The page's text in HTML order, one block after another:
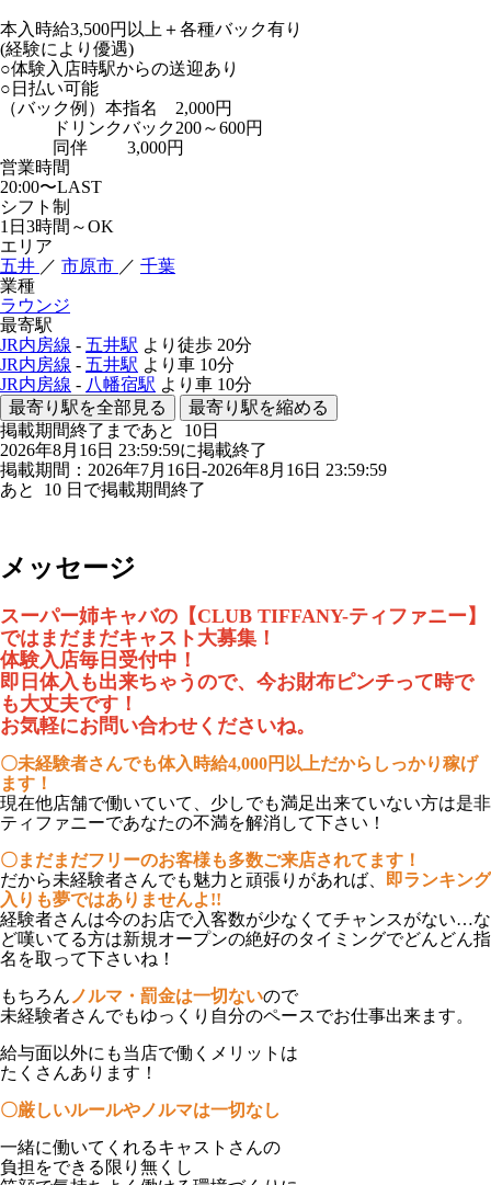
本入時給3,500円以上＋各種バック有り
(経験により優遇)
○体験入店時駅からの送迎あり
○日払い可能
（バック例）本指名 2,000円
ドリンクバック200～600円
同伴 3,000円
営業時間
20:00〜LAST
シフト制
1日3時間～OK
エリア
五井 ／ 市原市 ／ 千葉
業種
ラウンジ
最寄駅
JR内房線 - 五井駅 より徒歩 20分
JR内房線 - 五井駅 より車 10分
JR内房線 - 八幡宿駅 より車 10分
最寄り駅を全部見る
最寄り駅を縮める
掲載期間終了まであと 10日
2026年8月16日 23:59:59に掲載終了
掲載期間：2026年7月16日-2026年8月16日 23:59:59
あと 10 日で掲載期間終了
メッセージ
スーパー姉キャバの【CLUB TIFFANY-ティファニー】
ではまだまだキャスト大募集！
体験入店毎日受付中！
即日体入も出来ちゃうので、今お財布ピンチって時で
も大丈夫です！
お気軽にお問い合わせくださいね。
〇未経験者さんでも体入時給4,000円以上だからしっかり稼げ
ます！
現在他店舗で働いていて、少しでも満足出来ていない方は是非
ティファニーであなたの不満を解消して下さい！
〇まだまだフリーのお客様も多数ご来店されてます！
だから未経験者さんでも魅力と頑張りがあれば、
即ランキング
入りも夢ではありませんよ!!
経験者さんは今のお店で入客数が少なくてチャンスがない…な
ど嘆いてる方は新規オープンの絶好のタイミングでどんどん指
名を取って下さいね！
もちろん ノルマ・罰金は一切ないので
未経験者さんでもゆっくり自分のペースでお仕事出来ます。
給与面以外にも当店で働くメリットは
たくさんあります！
〇厳しいルールやノルマは一切なし
一緒に働いてくれるキャストさんの
負担をできる限り無くし